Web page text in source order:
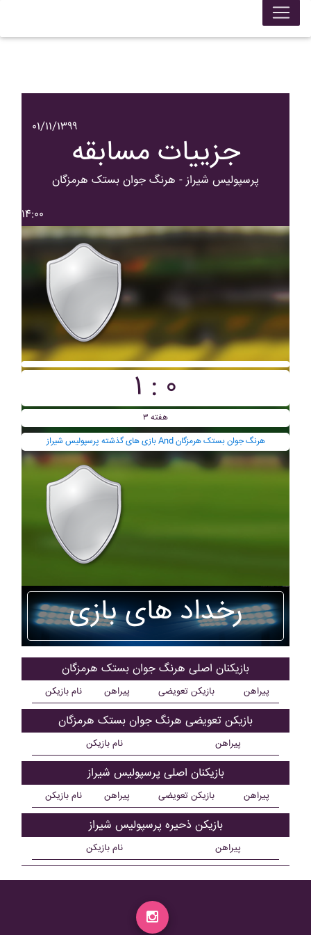
۰۱/۱۱/۱۳۹۹
جزییات مسابقه
پرسپوليس شيراز - هرنگ جوان بستک هرمزگان
۱۴:۰۰
۱ : ۰
هفته ۳
بازی های گذشته پرسپوليس شيراز And هرنگ جوان بستک هرمزگان
رخداد های بازی
بازیکنان اصلی هرنگ جوان بستک هرمزگان
نام بازیکن پیراهن بازیکن تعویضی پیراهن
بازیکن تعویضی هرنگ جوان بستک هرمزگان
نام بازیکن پیراهن
بازیکنان اصلی پرسپوليس شيراز
نام بازیکن پیراهن بازیکن تعویضی پیراهن
بازیکن ذحیره پرسپوليس شيراز
نام بازیکن پیراهن